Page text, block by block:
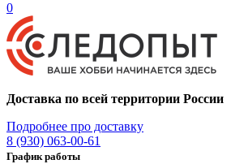
0
Доставка по всей территории России
Подробнее про доставку
8 (930) 063-00-61
График работы